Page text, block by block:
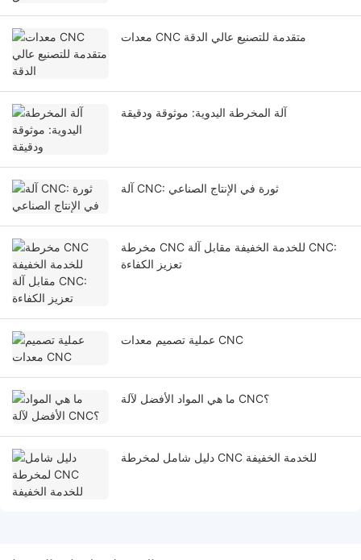
معدات CNC متقدمة للتصنيع عالي الدقة
آلة المخرطة اليدوية: موثوقة ودقيقة
آلة CNC: ثورة في الإنتاج الصناعي
مخرطة CNC للخدمة الخفيفة مقابل آلة CNC:
تعزيز الكفاءة
عملية تصميم معدات CNC
ما هي المواد الأفضل لآلة CNC؟
دليل شامل لمخرطة CNC للخدمة الخفيفة